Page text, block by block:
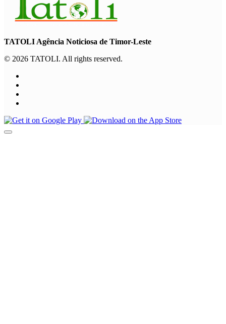
TATOLI Agência Noticiosa de Timor-Leste
© 2026 TATOLI. All rights reserved.